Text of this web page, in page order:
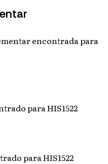
encontrada para
para HIS1522
para HIS1522